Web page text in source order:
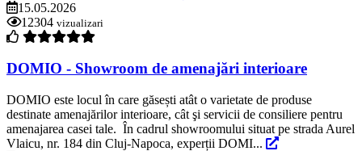
15.05.2026
12304 vizualizari
DOMIO - Showroom de amenajări interioare
DOMIO este locul în care găsești atât o varietate de produse
destinate amenajărilor interioare, cât şi servicii de consiliere pentru
amenajarea casei tale. În cadrul showroomului situat pe strada Aurel
Vlaicu, nr. 184 din Cluj-Napoca, experții DOMI...